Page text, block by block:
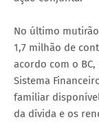
No último
1,7 milhão de
acordo com o
Sistema
familiar
da dívida e os